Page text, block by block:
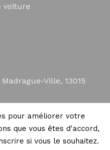
voiture
Ville, 13015
pour améliorer votre
que vous êtes d'accord,
si vous le souhaitez.